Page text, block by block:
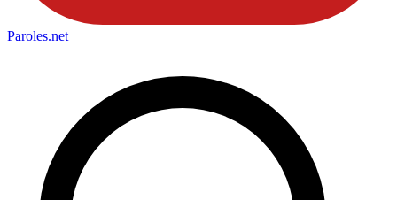
Paroles.net